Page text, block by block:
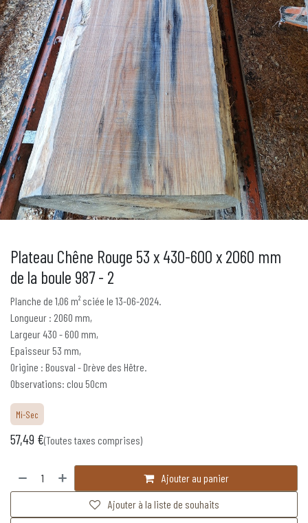
Plateau Chêne Rouge 53 x 430-600 x 2060 mm
de la boule 987 - 2
Planche de 1,06 m² sciée le 13-06-2024.
Longueur : 2060 mm,
Largeur 430 - 600 mm,
Epaisseur 53 mm,
Origine : Bousval - Drève des Hêtre.
Observations: clou 50cm
Mi-Sec
57,49 €(Toutes taxes comprises)
Ajouter au panier
Ajouter à la liste de souhaits